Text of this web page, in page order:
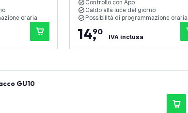
oraria
Controllo con App
Caldo alla luce del giorno
Possibilità di programmazione oraria
14,
90
IVA inclusa
GU10